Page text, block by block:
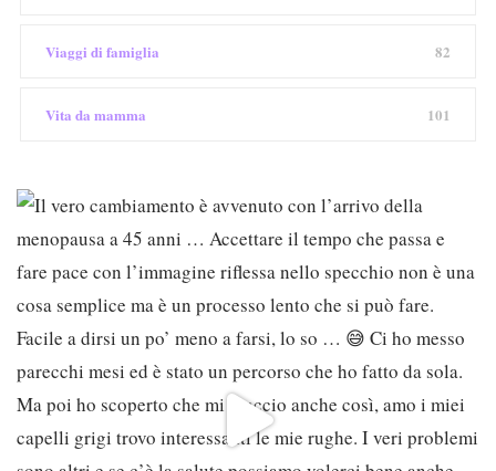
Viaggi di famiglia 82
Vita da mamma 101